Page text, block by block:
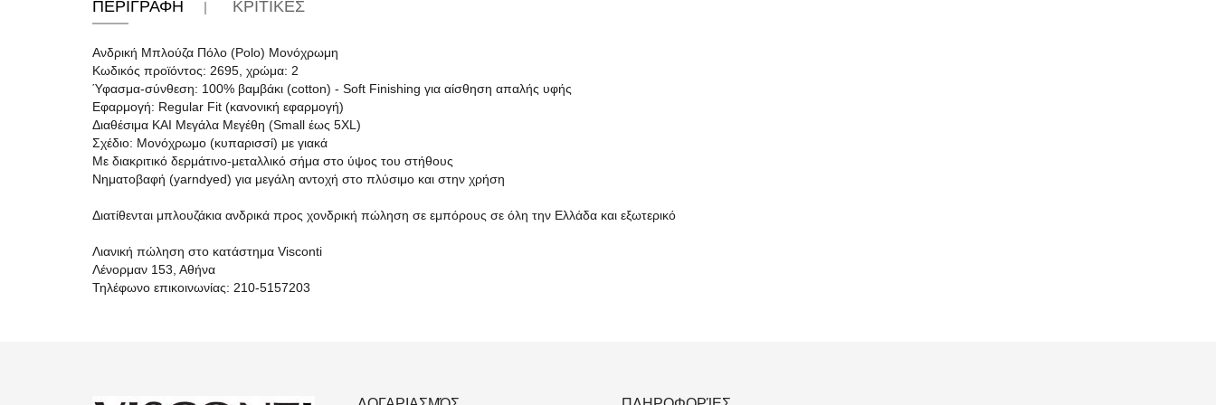
ΠΕΡΙΓΡΑΦΗ ΚΡΙΤΙΚΕΣ
Ανδρική Μπλούζα Πόλο (Polo) Μονόχρωμη
Κωδικός προϊόντος: 2695, χρώμα: 2
Ύφασμα-σύνθεση: 100% βαμβάκι (cotton) - Soft Finishing για αίσθηση απαλής υφής
Εφαρμογή: Regular Fit (κανονική εφαρμογή)
Διαθέσιμα ΚΑΙ Μεγάλα Μεγέθη (Small έως 5XL)
Σχέδιο: Μονόχρωμο (κυπαρισσί) με γιακά
Με διακριτικό δερμάτινο-μεταλλικό σήμα στο ύψος του στήθους
Νηματοβαφή (yarndyed) για μεγάλη αντοχή στο πλύσιμο και στην χρήση
Διατίθενται μπλουζάκια ανδρικά προς χονδρική πώληση σε εμπόρους σε όλη την Ελλάδα και εξωτερικό
Λιανική πώληση στο κατάστημα Visconti
Λένορμαν 153, Αθήνα
Τηλέφωνο επικοινωνίας: 210-5157203